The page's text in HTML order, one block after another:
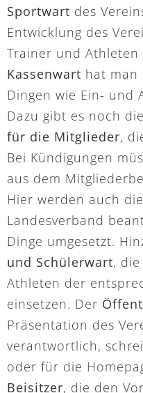
Sportwart des
Entwicklung des
Trainer und Athleten
Kassenwart hat man
Dingen wie Ein- und
Dazu gibt es noch die
für die Mitglieder,
Bei Kündigungen
aus dem
Hier werden auch
Landesverband
Dinge umgesetzt.
und Schülerwart,
Athleten der
einsetzen. Der
Präsentation des
verantwortlich,
oder für die
Beisitzer, die den